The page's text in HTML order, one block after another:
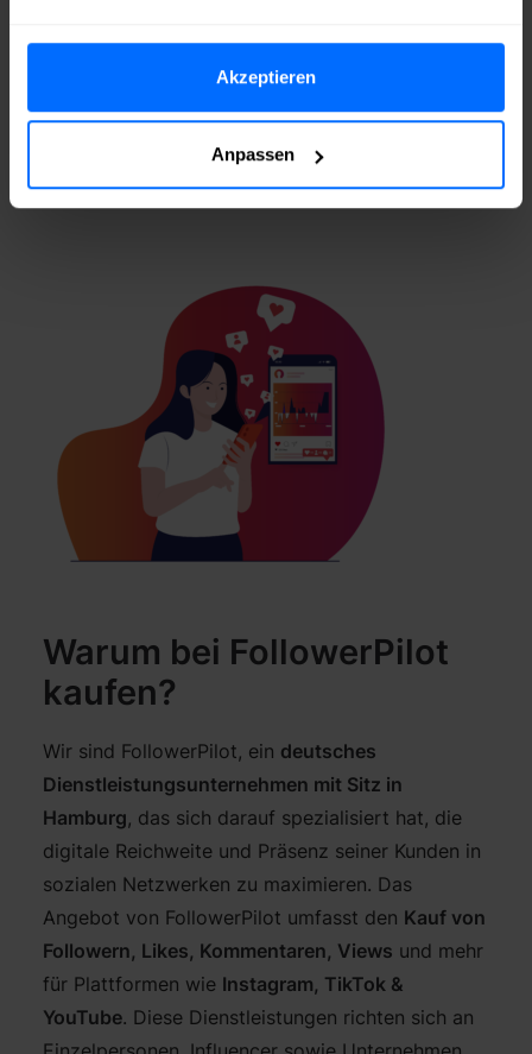
Akzeptieren
Anpassen
Apple Pay,Google
PayoderKreditkartebezahlen
Echte Instagram Follower
innerhalb von
wenigen Minutenerhalten!
Warum bei FollowerPilot
kaufen?
Wir sind FollowerPilot, ein deutsches
Dienstleistungsunternehmen mit Sitz in
Hamburg, das sich darauf spezialisiert hat, die
digitale Reichweite und Präsenz seiner Kunden in
sozialen Netzwerken zu maximieren. Das
Angebot von FollowerPilot umfasst den Kauf von
Followern, Likes, Kommentaren, Views und mehr
für Plattformen wie Instagram, TikTok &
YouTube. Diese Dienstleistungen richten sich an